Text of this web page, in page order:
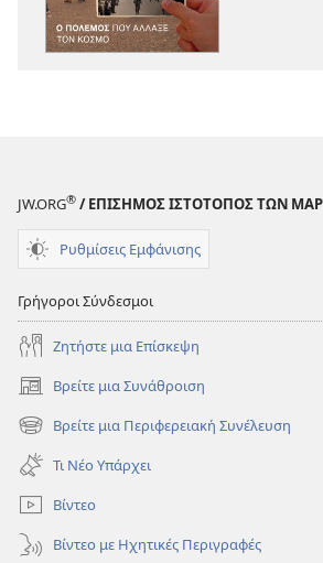
JW.ORG® / ΕΠΙΣΗΜΟΣ ΙΣΤΟΤΟΠΟΣ ΤΩΝ
Ρυθμίσεις Εμφάνισης
Γρήγοροι Σύνδεσμοι
Ζητήστε μια Επίσκεψη
Βρείτε μια Συνάθροιση
(ανοίγει
νέο
παράθυρο)
Βρείτε μια Περιφερειακή Συνέλευση
(ανοίγει
νέο
παράθυρο)
Τι Νέο Υπάρχει
Βίντεο
Βίντεο με Ηχητικές Περιγραφές